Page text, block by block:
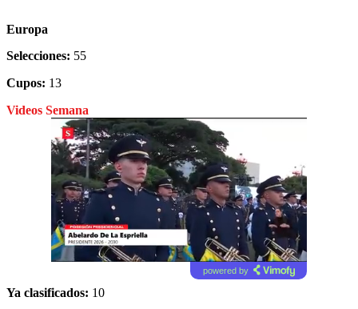
Europa
Selecciones: 55
Cupos: 13
Videos Semana
powered by
Ya clasificados: 10